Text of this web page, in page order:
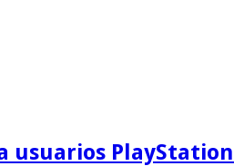
usuarios